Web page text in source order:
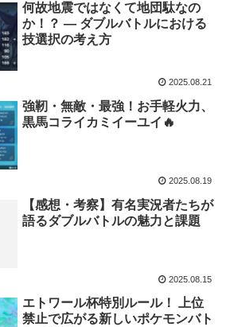
何故地震ではなくて地団駄なの
か！？ ― ダブルバトルにおける
技選択の考え方
2025.08.21
強靭・無敵・最強！お手軽火力、
黒馬コライカミイーユイ🔥
2025.08.19
【感想・考察】有名実況者たちが
語るダブルバトルの魅力と課題
2025.08.15
エトワール杯特別ルール！ 上位
禁止で広がる新しいポケモンバト